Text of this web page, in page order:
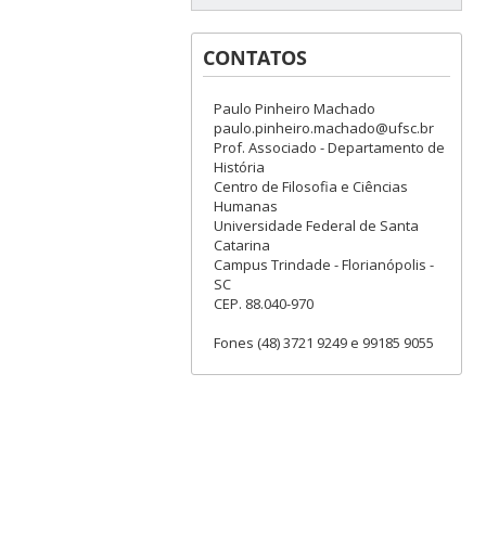
CONTATOS
Paulo Pinheiro Machado
paulo.pinheiro.machado@ufsc.br
Prof. Associado - Departamento de
História
Centro de Filosofia e Ciências
Humanas
Universidade Federal de Santa
Catarina
Campus Trindade - Florianópolis -
SC
CEP. 88.040-970
Fones (48) 3721 9249 e 99185 9055